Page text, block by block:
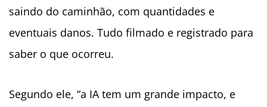
saindo do caminhão, com quantidades e
eventuais danos. Tudo filmado e registrado para
saber o que ocorreu.
Segundo ele, “a IA tem um grande impacto, e